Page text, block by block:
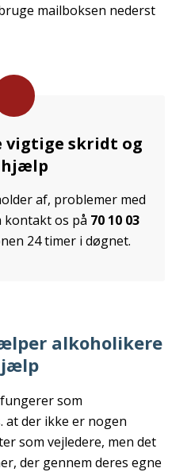
mailboksen nederst
vigtige skridt og
af, problemer med
kontakt os på 70 10 03
24 timer i døgnet.
alkoholikere
som
der ikke er nogen
som vejledere, men det
der gennem deres egne